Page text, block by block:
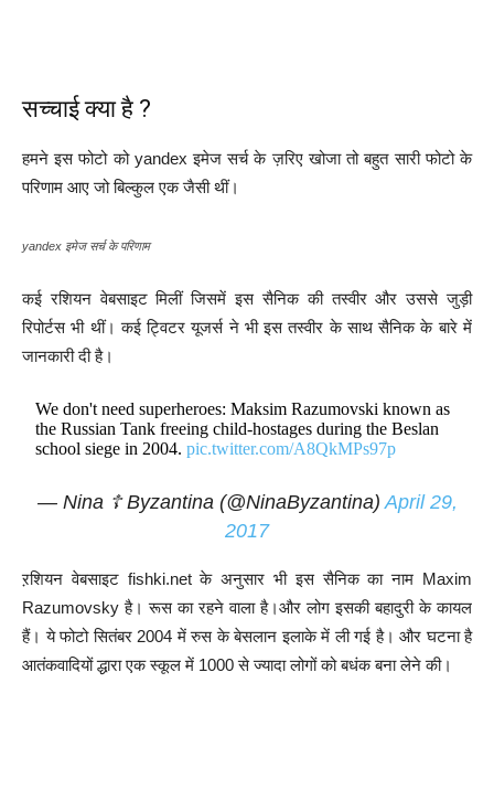
सच्चाई क्या है ?
हमने इस फोटो को yandex इमेज सर्च के ज़रिए खोजा तो बहुत सारी फोटो के
परिणाम आए जो बिल्कुल एक जैसी थीं।
yandex इमेज सर्च के परिणाम
कई रशियन वेबसाइट मिलीं जिसमें इस सैनिक की तस्वीर और उससे जुड़ी
रिपोर्टस भी थीं। कई ट्विटर यूजर्स ने भी इस तस्वीर के साथ सैनिक के बारे में
जानकारी दी है।
We don't need superheroes: Maksim Razumovski known as
the Russian Tank freeing child-hostages during the Beslan
school siege in 2004.pic.twitter.com/A8QkMPs97p
— Nina ☦️ Byzantina (@NinaByzantina)April 29,
2017
ऱशियन वेबसाइट fishki.net के अनुसार भी इस सैनिक का नाम Maxim
Razumovsky है। रूस का रहने वाला है।और लोग इसकी बहादुरी के कायल
हैं। ये फोटो सितंबर 2004 में रुस के बेसलान इलाके में ली गई है। और घटना है
आतंकवादियों द्धारा एक स्कूल में 1000 से ज्यादा लोगों को बधंक बना लेने की।